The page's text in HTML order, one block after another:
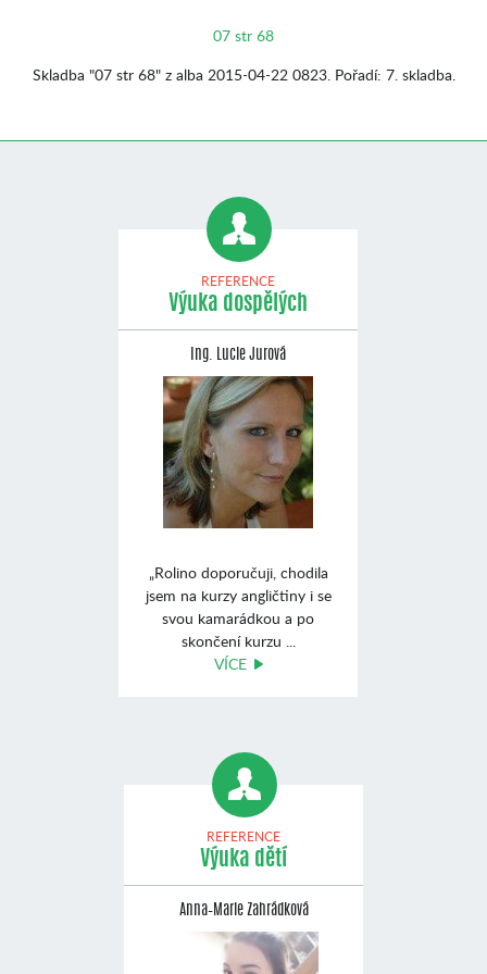
07 str 68
Skladba "07 str 68" z alba 2015-04-22 0823. Pořadí: 7. skladba.
REFERENCE
Výuka dospělých
Ing. Lucie Jurová
„Rolino doporučuji, chodila
jsem na kurzy angličtiny i se
svou kamarádkou a po
skončení kurzu ...
VÍCE
REFERENCE
Výuka dětí
Anna–Marie Zahrádková